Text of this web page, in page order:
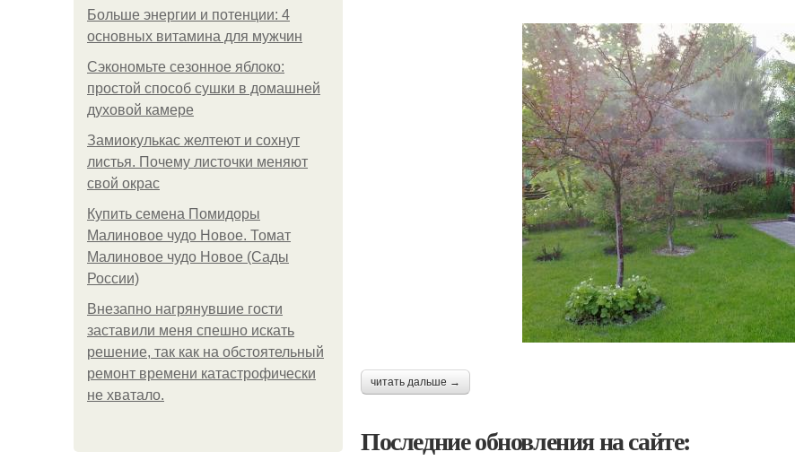
Больше энергии и потенции: 4
основных витамина для мужчин
Сэкономьте сезонное яблоко:
простой способ сушки в домашней
духовой камере
Замиокулькас желтеют и сохнут
листья. Почему листочки меняют
свой окрас
Купить семена Помидоры
Малиновое чудо Новое. Томат
Малиновое чудо Новое (Сады
России)
Внезапно нагрянувшие гости
заставили меня спешно искать
решение, так как на обстоятельный
ремонт времени катастрофически
не хватало.
читать дальше →
Последние обновления на сайте: